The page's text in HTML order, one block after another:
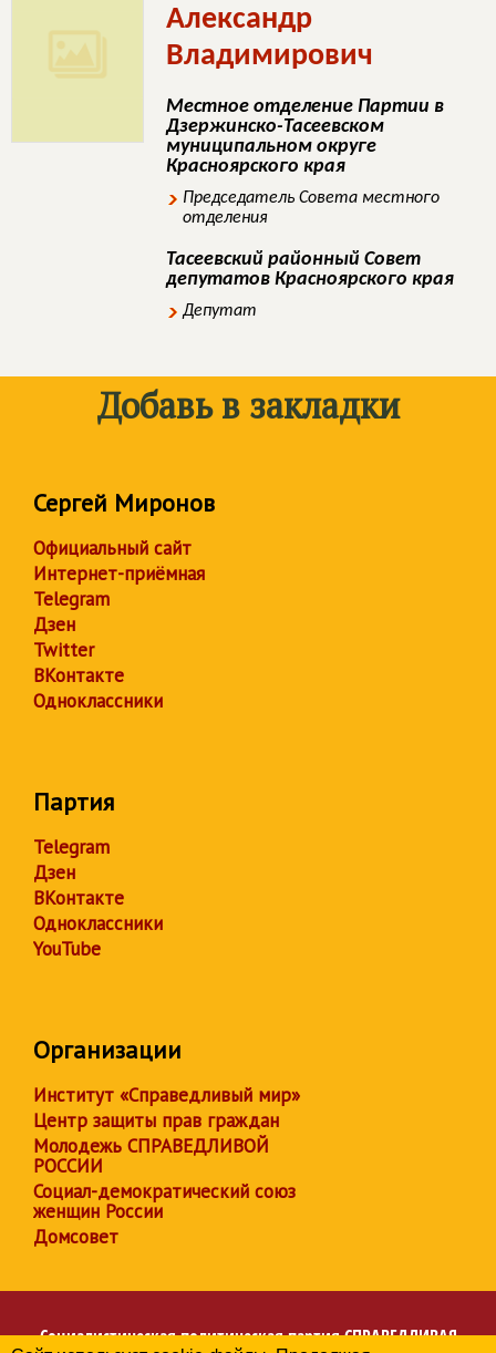
Александр
Владимирович
Местное отделение Партии в
Дзержинско-Тасеевском
муниципальном округе
Красноярского края
Председатель Совета местного
отделения
Тасеевский районный Совет
депутатов Красноярского края
Депутат
Добавь в закладки
Сергей Миронов
Официальный сайт
Интернет-приёмная
Telegram
Дзен
Twitter
ВКонтакте
Одноклассники
Партия
Telegram
Дзен
ВКонтакте
Одноклассники
YouTube
Организации
Институт «Справедливый мир»
Центр защиты прав граждан
Молодежь СПРАВЕДЛИВОЙ
РОССИИ
Социал-демократический союз
женщин России
Домсовет
Социалистическая политическая партияСПРАВЕДЛИВАЯ